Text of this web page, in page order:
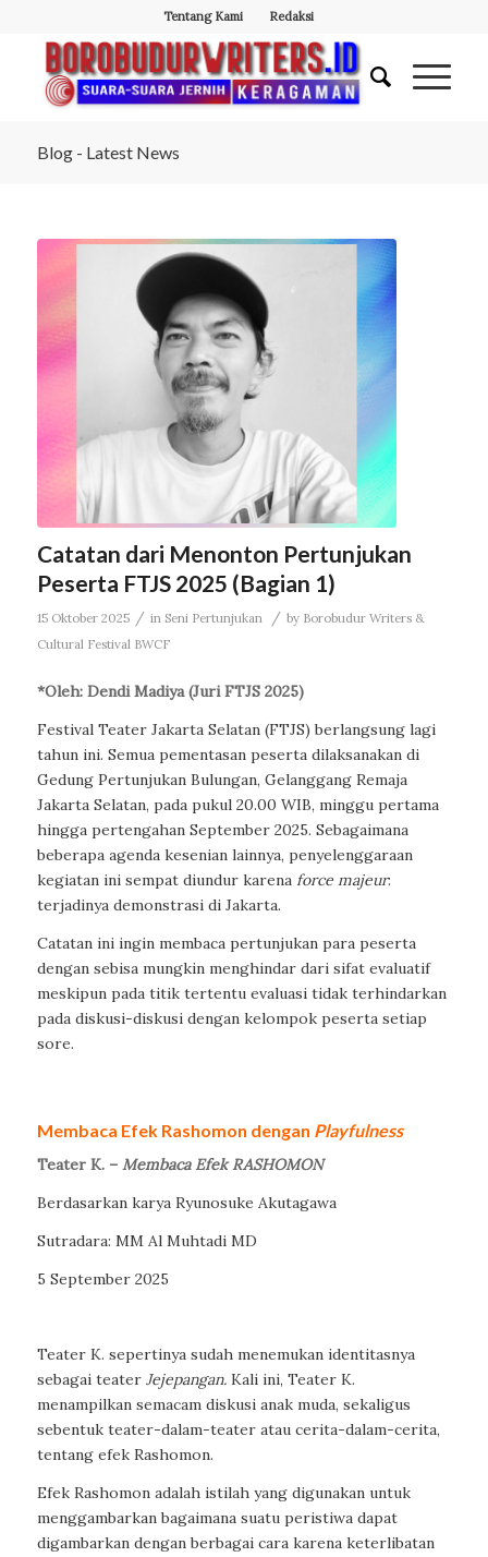
Tentang Kami Redaksi
Blog - Latest News
Catatan dari Menonton Pertunjukan
Peserta FTJS 2025 (Bagian 1)
15 Oktober 2025 / in Seni Pertunjukan / by Borobudur Writers &
Cultural Festival BWCF
*Oleh: Dendi Madiya (Juri FTJS 2025)
Festival Teater Jakarta Selatan (FTJS) berlangsung lagi
tahun ini. Semua pementasan peserta dilaksanakan di
Gedung Pertunjukan Bulungan, Gelanggang Remaja
Jakarta Selatan, pada pukul 20.00 WIB, minggu pertama
hingga pertengahan September 2025. Sebagaimana
beberapa agenda kesenian lainnya, penyelenggaraan
kegiatan ini sempat diundur karena force majeur:
terjadinya demonstrasi di Jakarta.
Catatan ini ingin membaca pertunjukan para peserta
dengan sebisa mungkin menghindar dari sifat evaluatif
meskipun pada titik tertentu evaluasi tidak terhindarkan
pada diskusi-diskusi dengan kelompok peserta setiap
sore.
Membaca Efek Rashomon dengan Playfulness
Teater K. – Membaca Efek RASHOMON
Berdasarkan karya Ryunosuke Akutagawa
Sutradara: MM Al Muhtadi MD
5 September 2025
Teater K. sepertinya sudah menemukan identitasnya
sebagai teater Jejepangan. Kali ini, Teater K.
menampilkan semacam diskusi anak muda, sekaligus
sebentuk teater-dalam-teater atau cerita-dalam-cerita,
tentang efek Rashomon.
Efek Rashomon adalah istilah yang digunakan untuk
menggambarkan bagaimana suatu peristiwa dapat
digambarkan dengan berbagai cara karena keterlibatan